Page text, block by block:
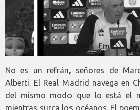
No es un refrán, señores de
Alberti. El Real Madrid navega en
del mismo modo que lo está el
mientras surca los océanos. El